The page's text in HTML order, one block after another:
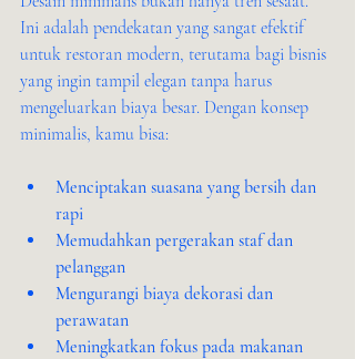
Ini adalah pendekatan yang sangat efektif
untuk restoran modern, terutama bagi bisnis
yang ingin tampil elegan tanpa harus
mengeluarkan biaya besar. Dengan konsep
minimalis, kamu bisa:
Menciptakan suasana yang bersih dan
rapi
Memudahkan pergerakan staf dan
pelanggan
Mengurangi biaya dekorasi dan
perawatan
Meningkatkan fokus pada makanan